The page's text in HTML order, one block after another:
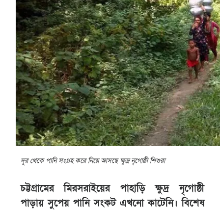
দূর থেকে পানি সংগ্রহ করে নিয়ে আসছে ক্ষুদ্র নৃগোষ্ঠী শিশুরা
চট্টগ্রামের মিরসরাইয়ের পাহাড়ি ক্ষুদ্র নৃগোষ্ঠী
পাড়ায় সুপেয় পানি সংকট এখনো কাটেনি। বিশেষ